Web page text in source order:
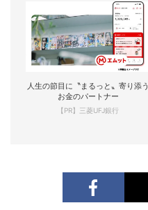
人生の節目に〝まるっと〟寄り添う
お金のパートナー
【PR】三菱UFJ銀行